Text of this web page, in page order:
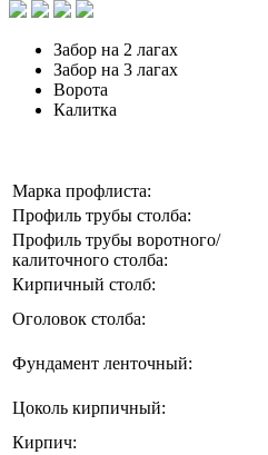
Забор на 2 лагах
Забор на 3 лагах
Ворота
Калитка
Марка профлиста:
Профиль трубы столба:
Профиль трубы воротного/
калиточного столба:
Кирпичный столб:
Оголовок столба:
Фундамент ленточный:
Цоколь кирпичный:
Кирпич: